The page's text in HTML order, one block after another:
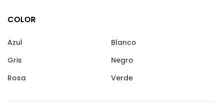
COLOR
Azul
Blanco
Gris
Negro
Rosa
Verde